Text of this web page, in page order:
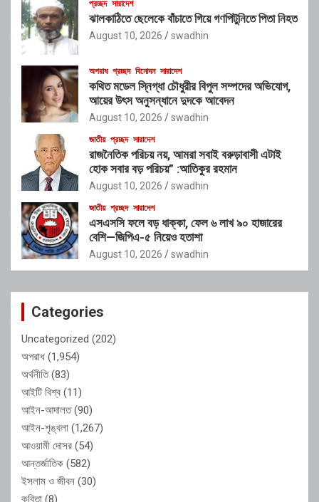
প্রচ্ছদ সারাদেশ
ঝালকাঠিতে ছেলেকে বাঁচাতে গিয়ে গণপিটুনিতে পিতা নিহত
August 10, 2026 swadhin
অপরাধ প্রচ্ছদ বিনোদন সারাদেশ
কথিত মডেল স্নিগ্ধা চৌধুরীর বিপুল সম্পদের অভিযোগ,
আয়ের উৎস অনুসন্ধানে দুদকে আবেদন
August 10, 2026 swadhin
জাতীয় প্রচ্ছদ সারাদেশ
রাজনৈতিক পরিচয় নয়, আমরা সবাই বরুড়াবাসী এটাই
হোক সবার বড় পরিচয়” :আতিকুর রহমান
August 10, 2026 swadhin
জাতীয় প্রচ্ছদ সারাদেশ
এসএসসি ফলে বড় ধাক্কা, ফেল ৬ লাখ ৯০ হাজারের
বেশি—জিপিএ-৫ নিয়েও হতাশা
August 10, 2026 swadhin
Categories
Uncategorized (202)
অপরাধ (1,954)
অর্থনীতি(83)
আইটি বিশ্ব (11)
আইন-আদালত(90)
আইন-শৃঙ্খলা (1,267)
আওয়ামী দোসর (54)
আন্তর্জাতিক (582)
ইসলাম ও জীবন (30)
কবিতা (8)